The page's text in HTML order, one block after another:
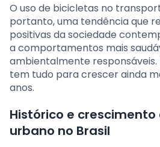
O uso de bicicletas no
portanto, uma tendência que
positivas da sociedade
a comportamentos mais
ambientalmente responsáveis.
tem tudo para crescer ainda
anos.
Histórico e crescimento
urbano no Brasil